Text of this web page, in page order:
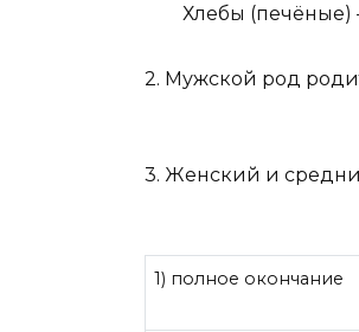
Хлебы (печёные) –
2. Мужской род
3. Женский и
1) полное окончание